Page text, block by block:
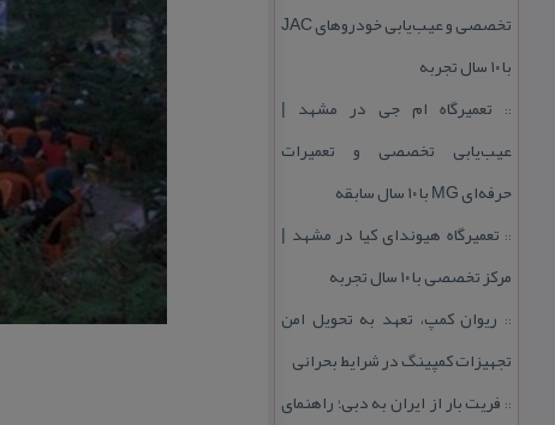
تخصصی و عیب‌یابی خودروهای JAC
با ۱۰ سال تجربه
:: تعمیرگاه ام جی در مشهد |
عیب‌یابی تخصصی و تعمیرات
حرفه‌ای MG با ۱۰ سال سابقه
:: تعمیرگاه هیوندای كیا در مشهد |
مركز تخصصی با ۱۰ سال تجربه
:: ریوان كمپ، تعهد به تحویل امن
تجهیزات كمپینگ در شرایط بحرانی
:: فریت بار از ایران به دبی؛ راهنمای